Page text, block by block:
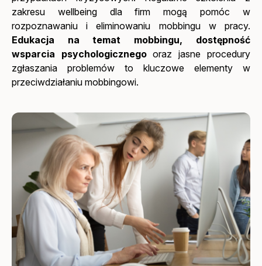
zakresu wellbeing dla firm mogą pomóc w
rozpoznawaniu i eliminowaniu mobbingu w pracy.
Edukacja na temat mobbingu, dostępność
wsparcia psychologicznegooraz jasne procedury
zgłaszania problemów to kluczowe elementy w
przeciwdziałaniu mobbingowi.